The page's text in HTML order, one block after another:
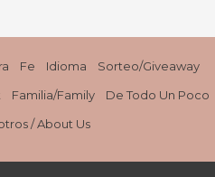
Fe Idioma
Sorteo/Giveaway
Familia/Family
De Todo Un Poco
/ About Us